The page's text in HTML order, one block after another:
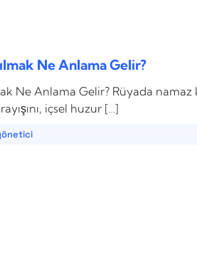
Ne Anlama Gelir?
Ne Anlama Gelir? Rüyada namaz
içsel huzur […]